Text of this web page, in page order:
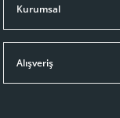
Kurumsal
Alışveriş